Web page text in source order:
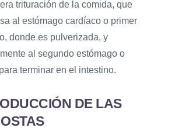
trituración de la comida, que
al estómago cardíaco o primer
donde es pulverizada, y
al segundo estómago o
terminar en el intestino.
DE LAS